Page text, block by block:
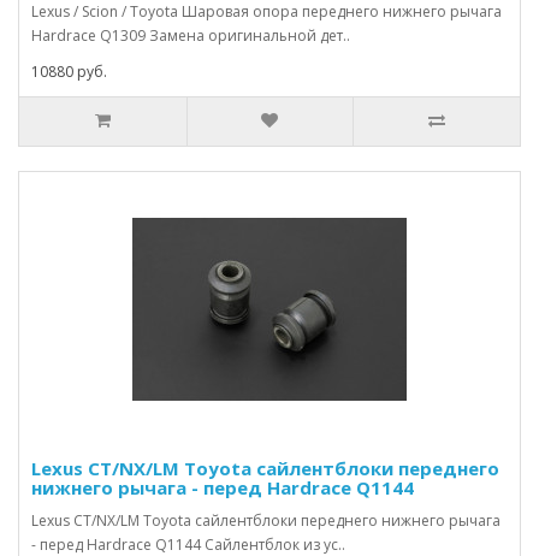
Lexus / Scion / Toyota Шаровая опора переднего нижнего рычага
Hardrace Q1309 Замена оригинальной дет..
10880 руб.
Lexus CT/NX/LM Toyota сайлентблоки переднего
нижнего рычага - перед Hardrace Q1144
Lexus CT/NX/LM Toyota сайлентблоки переднего нижнего рычага
- перед Hardrace Q1144 Сайлентблок из ус..